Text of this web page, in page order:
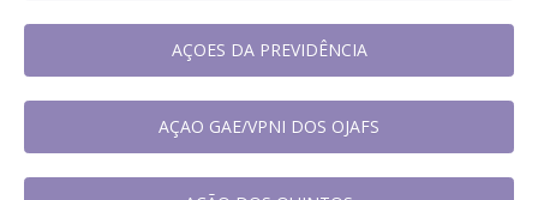
AÇOES DA PREVIDÊNCIA
AÇAO GAE/VPNI DOS OJAFS